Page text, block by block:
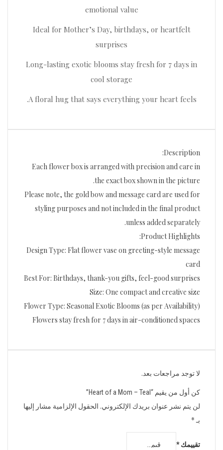
emotional value
Ideal for Mother’s Day, birthdays, or heartfelt
surprises
Long-lasting exotic blooms stay fresh for 7 days in
cool storage
A floral hug that says everything your heart feels.
Description:
Each flower box is arranged with precision and care in
the exact box shown in the picture.
Please note, the gold bow and message card are used for
styling purposes and not included in the final product
unless added separately.
Product Highlights:
Design Type: Flat flower vase on greeting-style message
card
Best For: Birthdays, thank-you gifts, feel-good surprises
Size: One compact and creative size
Flower Type: Seasonal Exotic Blooms (as per Availability)
Flowers stay fresh for 7 days in air-conditioned spaces
لا توجد مراجعات بعد.
كن أول من يقيم “Heart of a Mom – Teal”
لن يتم نشر عنوان بريدك الإلكتروني. الحقول الإلزامية مشار إليها
بـ*
تقييمك*